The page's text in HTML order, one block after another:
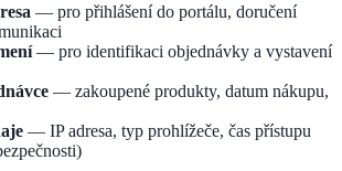
— pro přihlášení do portálu, doručení
— pro identifikaci objednávky a vystavení
— zakoupené produkty, datum nákupu,
— IP adresa, typ prohlížeče, čas přístupu